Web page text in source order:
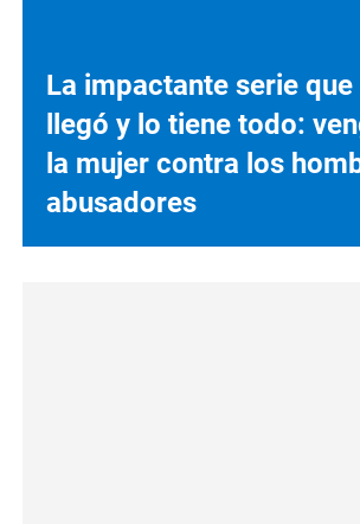
La impactante serie
llegó y lo tiene todo:
la mujer contra los
abusadores